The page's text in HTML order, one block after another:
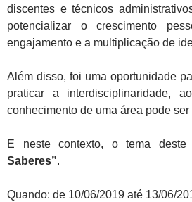
discentes e técnicos
potencializar o crescimento
engajamento e a multiplicação de
Além disso, foi uma oportunidade
praticar a interdisciplinaridade,
conhecimento de uma área pode
E neste contexto, o tema
Saberes”.
Quando: de 10/06/2019 até 13/06/